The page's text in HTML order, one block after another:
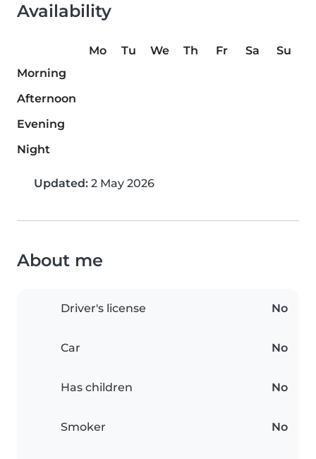
Availability
Mo Tu We Th Fr Sa
Su
Morning
Afternoon
Evening
Night
Updated: 2 May 2026
About me
Driver's license No
Car No
Has children No
Smoker No